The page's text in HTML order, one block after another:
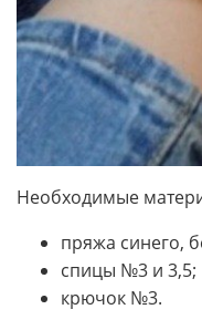
Необходимые
пряжа синего,
спицы №3 и 3,5;
крючок №3.